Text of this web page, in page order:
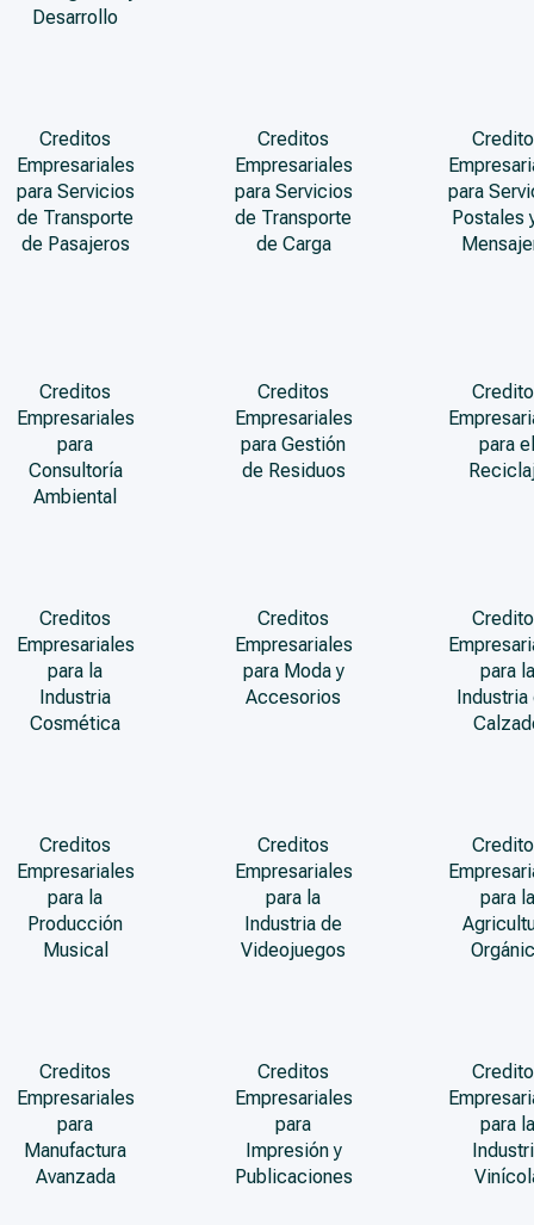
Desarrollo
Creditos
Empresariales
para Servicios
de Transporte
de Pasajeros
Creditos
Empresariales
para Servicios
de Transporte
de Carga
para
Postales
Creditos
Empresariales
para
Consultoría
Ambiental
Creditos
Empresariales
para Gestión
de Residuos
para el
Creditos
Empresariales
para la
Industria
Cosmética
Creditos
Empresariales
para Moda y
Accesorios
para la
Industria
Creditos
Empresariales
para la
Producción
Musical
Creditos
Empresariales
para la
Industria de
Videojuegos
para la
Creditos
Empresariales
para
Manufactura
Avanzada
Creditos
Empresariales
para
Impresión y
Publicaciones
para la